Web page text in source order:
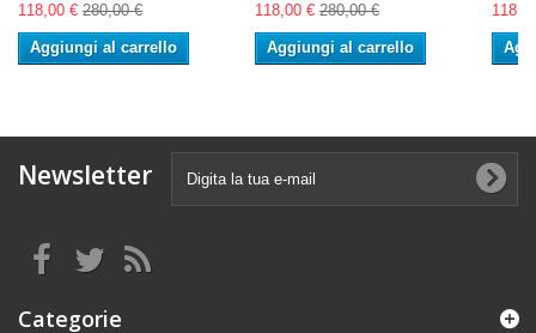
118,00 € 280,00 €
Aggiungi al carrello
118,00 € 280,00 €
Aggiungi al carrello
Newsletter
Categorie